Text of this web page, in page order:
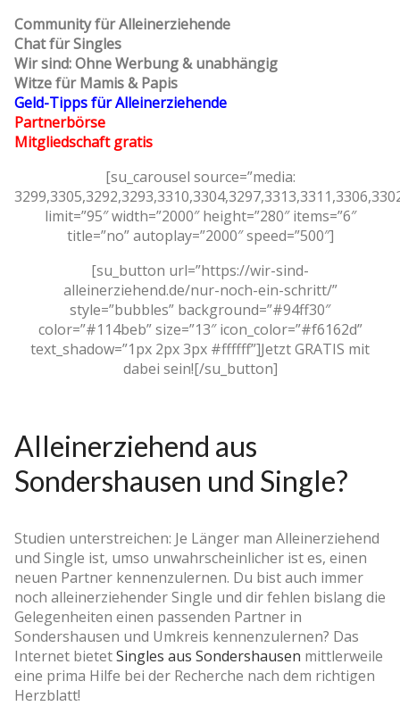
Community für Alleinerziehende
Chat für Singles
Wir sind: Ohne Werbung & unabhängig
Witze für Mamis & Papis
Geld-Tipps für Alleinerziehende
Partnerbörse
Mitgliedschaft gratis
[su_carousel source=”media:
limit=”95″ width=”2000″ height=”280″ items=”6″
title=”no” autoplay=”2000″ speed=”500″]
[su_button url=”https://wir-sind-
alleinerziehend.de/nur-noch-ein-schritt/”
style=”bubbles” background=”#94ff30″
color=”#114beb” size=”13″ icon_color=”#f6162d”
text_shadow=”1px 2px 3px #ffffff”]Jetzt GRATIS mit
dabei sein![/su_button]
Alleinerziehend aus
Sondershausen und Single?
Studien unterstreichen: Je Länger man Alleinerziehend
und Single ist, umso unwahrscheinlicher ist es, einen
neuen Partner kennenzulernen. Du bist auch immer
noch alleinerziehender Single und dir fehlen bislang die
Gelegenheiten einen passenden Partner in
Sondershausen und Umkreis kennenzulernen? Das
Internet bietetSingles aus Sondershausen mittlerweile
eine prima Hilfe bei der Recherche nach dem richtigen
Herzblatt!